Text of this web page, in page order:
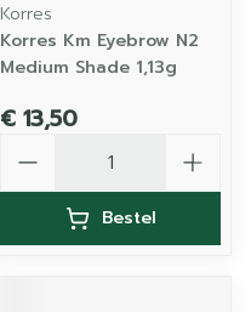
Korres
Korres Km Eyebrow N2
Medium Shade 1,13g
€ 13,50
Bestel